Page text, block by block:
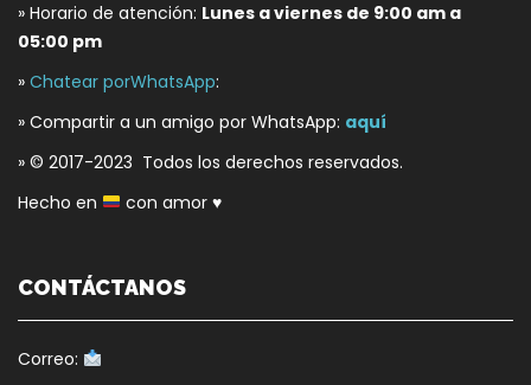
» Horario de atención: Lunes a viernes de 9:00 am a
05:00 pm
» Chatear porWhatsApp:
» Compartir a un amigo por WhatsApp: aquí
» © 2017-2023 Todos los derechos reservados.
Hecho en
con amor ♥
CONTÁCTANOS
Correo: